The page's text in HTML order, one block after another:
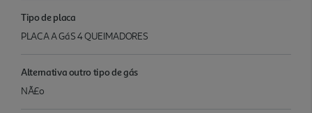
Tipo de placa
PLACA A GáS 4 QUEIMADORES
Alternativa outro tipo de gás
NÃ£o